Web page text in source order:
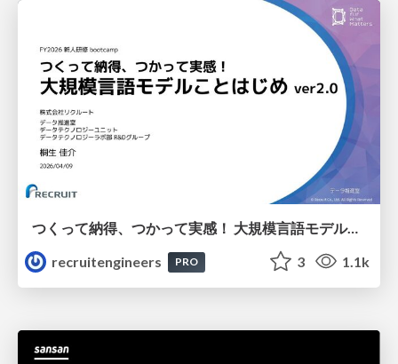
つくって納得、つかって実感！ 大規模言語モデルことはじめ ver2.0
recruitengineers
PRO 3 1.1k